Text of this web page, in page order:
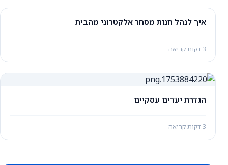
איך לנהל חנות מסחר אלקטרוני מהבית
3 דקות קריאה
הגדרת יעדים עסקיים
3 דקות קריאה